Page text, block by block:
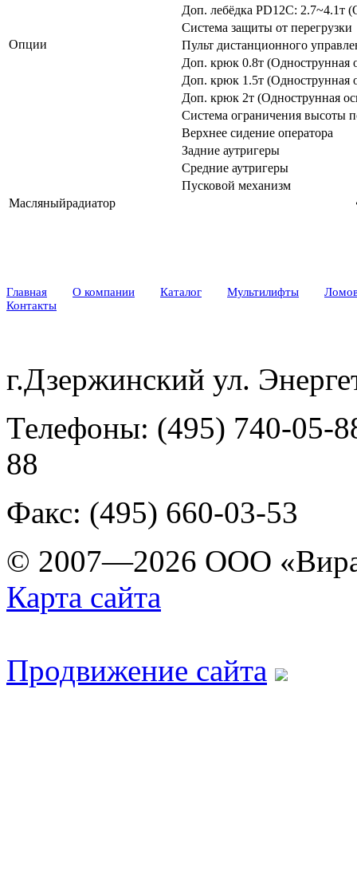
Опции
Доп. лебёдка PD12C: 2.7~4.1т
Система защиты от перегрузки
Пульт дистанционного
Доп. крюк 0.8т (Однострунная
Доп. крюк 1.5т (Однострунная
Доп. крюк 2т (Однострунная
Система ограничения высоты
Верхнее сидение оператора
Задние аутригеры
Средние аутригеры
Пусковой механизм
Масляныйрадиатор
Главная О компании Каталог Мультилифты
Контакты
г.Дзержинский ул.
Телефоны: (495) 740-05-
88
Факс: (495) 660-03-53
© 2007—2026 ООО
Карта сайта
Продвижение сайта